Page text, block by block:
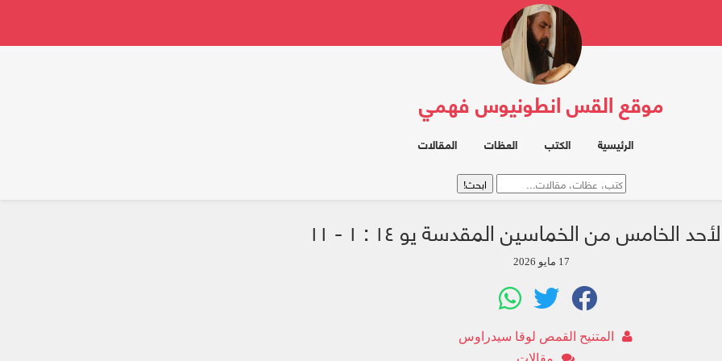
موقع القس انطونيوس فهمي
الرئيسية الكتب العظات المقالات
الخامس من الخماسين المقدسة يو ١٤ : ١ - ١١
17 مايو 2026
المتنيح القمص لوقا سيدراوس
مقالات